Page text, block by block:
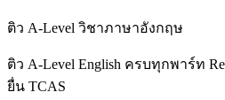
ติว A-Level วิชาภาษาอังกฤษ
ติว A-Level English ครบทุกพาร์ท
ยื่น TCAS